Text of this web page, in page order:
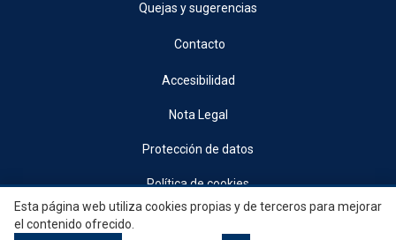
Quejas y sugerencias
Contacto
Accesibilidad
Nota Legal
Protección de datos
Política de cookies
© 2026, Generalitat • Conselleria d’Indústria, Turisme, Innovació i Comerç •
Institut Valencià de Competitivitat Empresarial
Esta página web utiliza cookies propias y de terceros para mejorar
el contenido ofrecido.